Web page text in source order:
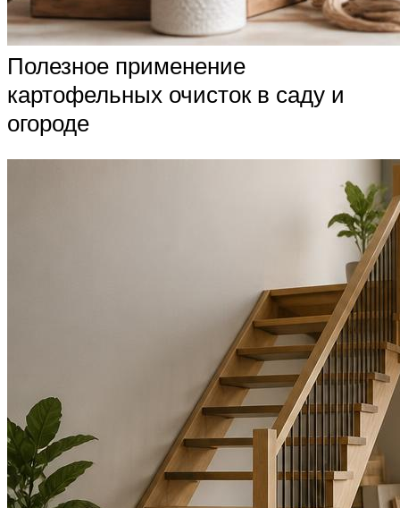
Полезное применение
картофельных очисток в саду и
огороде